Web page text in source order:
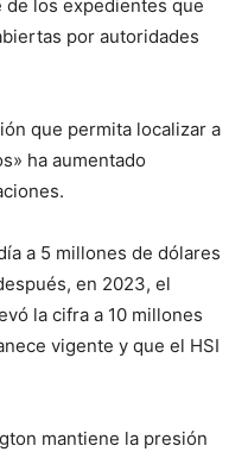
de los expedientes que
por autoridades
que permita localizar a
ha aumentado
a 5 millones de dólares
en 2023, el
la cifra a 10 millones
vigente y que el HSI
mantiene la presión